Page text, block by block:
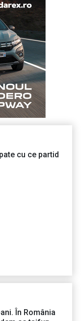
cu ce partid
În România